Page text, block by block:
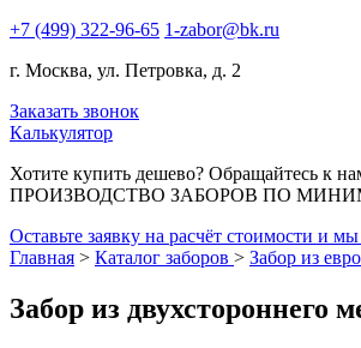
+7 (499) 322-96-65 1-zabor@bk.ru
г. Москва, ул. Петровка, д. 2
Заказать звонок
Калькулятор
Хотите купить дешево? Обращайтесь к
ПРОИЗВОДСТВО ЗАБОРОВ ПО
Оставьте заявку на расчёт стоимости и
Главная > Каталог заборов > Забор из
Забор из двухстороннего